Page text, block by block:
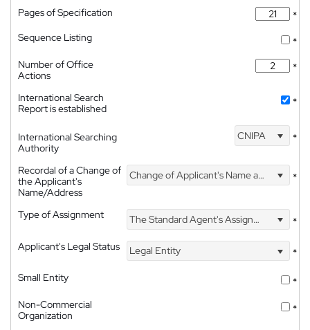
Pages of Specification
*
Sequence Listing
*
Number of Office
Actions
*
International Search
Report is established
*
International Searching
Authority
CNIPA *
Recordal of a Change of
the Applicant's
Name/Address
Change of Applicant's Name and Address *
Type of Assignment The Standard Agent's Assignment
*
Applicant's Legal Status
Legal Entity
*
Small Entity
*
Non-Commercial
Organization
*